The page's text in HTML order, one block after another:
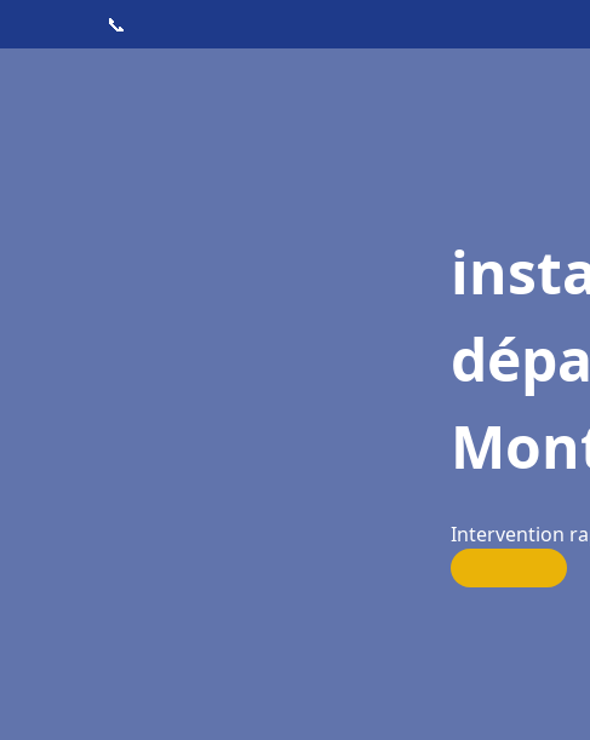
📞
Intervention